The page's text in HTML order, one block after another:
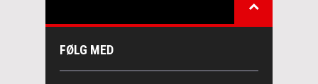
FØLG MED